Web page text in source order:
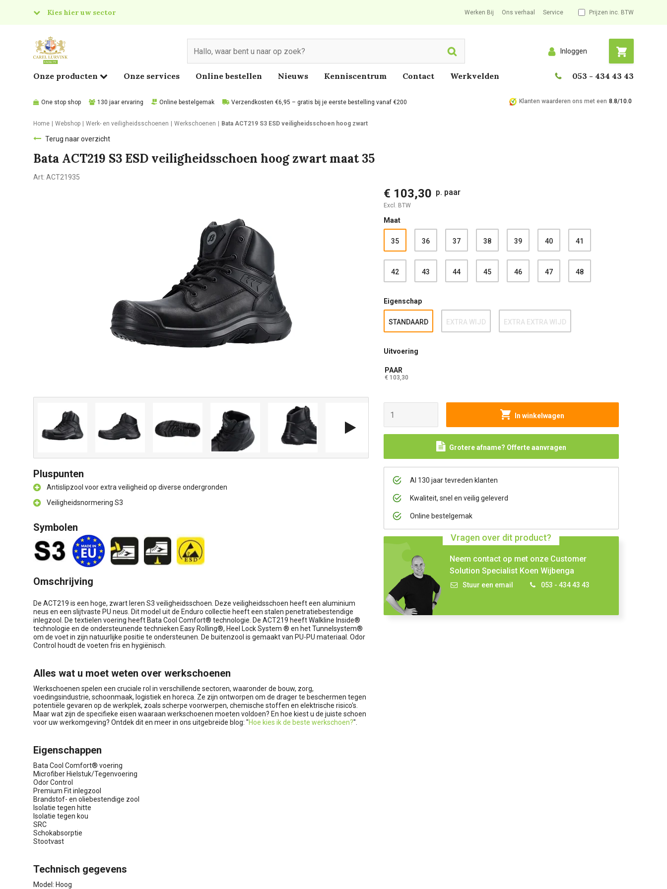
Kies hier uw sector
Food
Werken Bij Ons verhaal Service Prijzen inc. BTW
Search Inloggen
Onze producten Onze services Online bestellen Nieuws Kenniscentrum Contact Werkvelden 053 - 434 43 43
One stop shop 130 jaar ervaring Online bestelgemak Verzendkosten €6,95 – gratis bij je eerste bestelling vanaf €200 Klanten waarderen ons met een 8.8/10.0
Home Webshop Werk- en veiligheidsschoenen Werkschoenen Bata ACT219 S3 ESD veiligheidsschoen hoog zwart
Terug naar overzicht
Bata ACT219 S3 ESD veiligheidsschoen hoog zwart maat 35
Art: ACT21935
€ 103,30 p. paar
Excl. BTW
Maat
35 36 37 38 39 40 41
42 43 44 45 46 47 48
Eigenschap
STANDAARD EXTRA WIJD EXTRA EXTRA WIJD
Uitvoering
PAAR
€ 103,30
In winkelwagen
Grotere afname? Offerte aanvragen
Al 130 jaar tevreden klanten
Kwaliteit, snel en veilig geleverd
Online bestelgemak
Vragen over dit product?
Neem contact op met onze Customer
Solution Specialist Koen Wijbenga
Stuur een email 053 - 434 43 43
Pluspunten
Antislipzool voor extra veiligheid op diverse ondergronden
Veiligheidsnormering S3
Symbolen
Omschrijving
De ACT219 is een hoge, zwart leren S3 veiligheidsschoen. Deze veiligheidsschoen heeft een aluminium
neus en een slijtvaste PU neus. Dit model uit de Enduro collectie heeft een stalen penetratiebestendige
inlegzool. De textielen voering heeft Bata Cool Comfort® technologie. De ACT219 heeft Walkline Inside®
technologie en de ondersteunende technieken Easy Rolling®, Heel Lock System ® en het Tunnelsystem®
om de voet in zijn natuurlijke positie te ondersteunen. De buitenzool is gemaakt van PU-PU materiaal. Odor
Control houdt de voeten fris en hygiënisch.
Alles wat u moet weten over werkschoenen
Werkschoenen spelen een cruciale rol in verschillende sectoren, waaronder de bouw, zorg,
voedingsindustrie, schoonmaak, logistiek en horeca. Ze zijn ontworpen om de drager te beschermen tegen
potentiële gevaren op de werkplek, zoals scherpe voorwerpen, chemische stoffen en elektrische risico's.
Maar wat zijn de specifieke eisen waaraan werkschoenen moeten voldoen? En hoe kiest u de juiste schoen
voor uw werkomgeving? Ontdek dit en meer in ons uitgebreide blog: "Hoe kies ik de beste werkschoen?".
Eigenschappen
Bata Cool Comfort® voering
Microfiber Hielstuk/Tegenvoering
Odor Control
Premium Fit inlegzool
Brandstof- en oliebestendige zool
Isolatie tegen hitte
Isolatie tegen kou
SRC
Schokabsorptie
Stootvast
Technisch gegevens
Model: Hoog